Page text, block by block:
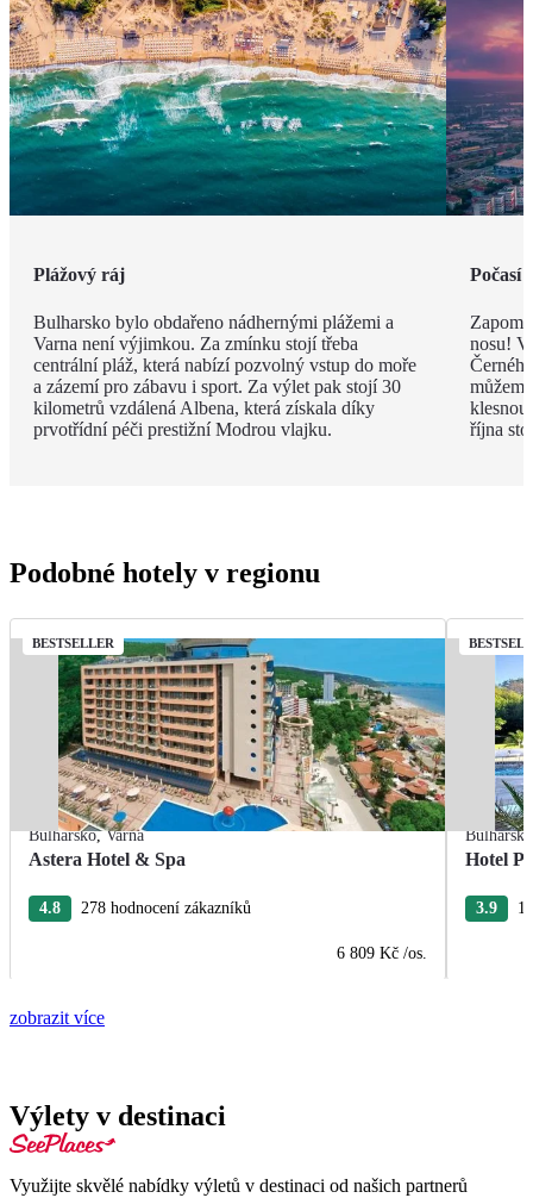
Plážový ráj
Bulharsko bylo obdařeno nádhernými plážemi a
Varna není výjimkou. Za zmínku stojí třeba
centrální pláž, která nabízí pozvolný vstup do moře
a zázemí pro zábavu i sport. Za výlet pak stojí 30
kilometrů vzdálená Albena, která získala díky
prvotřídní péči prestižní Modrou vlajku.
Počasí
nosu!
října
Podobné hotely v regionu
BESTSELLER
Bulharsko,Varna
Astera Hotel & Spa
4.8 278 hodnocení zákazníků
6 809 Kč /os.
Bulharsko
Hotel
3.9
zobrazit více
Výlety v destinaci
Využijte skvělé nabídky výletů v destinaci od našich partnerů